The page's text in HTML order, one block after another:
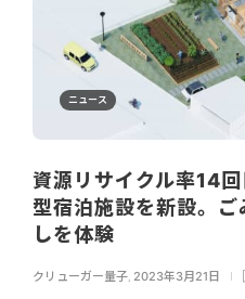
ニュース
資源リサイクル率14
型宿泊施設を新設。
しを体験
クリューガー量子, 2023年3月21日